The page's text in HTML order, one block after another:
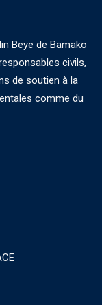
Beye de Bamako
civils,
de soutien à la
comme du